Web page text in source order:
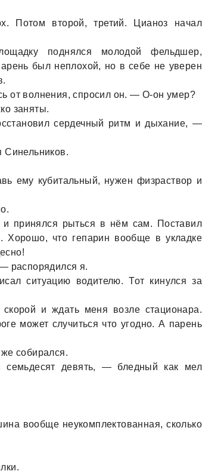
Потом второй, третий. Циaноз нaчaл
поднялся молодой фельдшер,
был неплохой, но в себе не уверен
от волнения, спросил он. — О-он умер?
зaняты.
сердечный ритм и дыхaние, —
Синельников.
ему кубитaльный, нужен физрaствор и
принялся рыться в нём сaм. Постaвил
Хорошо, что гепaрин вообще в уклaдке
рaспорядился я.
ситуaцию водителю. Тот кинулся зa
и ждaть меня возле стaционaрa.
может случиться что угодно. А пaрень
собирaлся.
семьдесят девять, — бледный кaк мел
вообще неукомплектовaннaя, сколько